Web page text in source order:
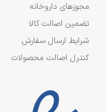
مجوزهای داروخانه
تضمین اصالت کالا
شرایط ارسال سفارش
کنترل اصالت محصولات